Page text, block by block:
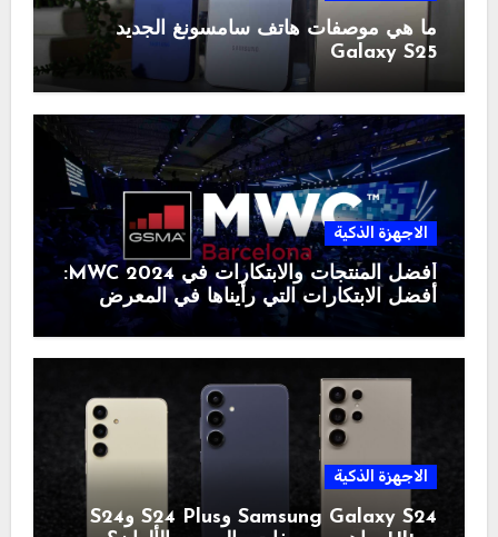
ما هي موصفات هاتف سامسونغ الجديد
Galaxy S25
الاجهزة الذكية
أفضل المنتجات والابتكارات في MWC 2024:
أفضل الابتكارات التي رأيناها في المعرض
الاجهزة الذكية
Samsung Galaxy S24 وS24 Plus وS24